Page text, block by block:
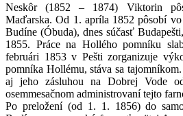
Neskôr (1852 – 1874) Viktorin
Maďarska. Od 1. apríla 1852 pôsobí
Budíne (Óbuda), dnes súčasť
1855. Práce na Hollého pomníku
februári 1853 v Pešti zorganizuje
pomníka Hollému, stáva sa
aj jeho zásluhou na Dobrej Vode
osemmesačnom administrovaní tejto
Po preložení (od 1. 1. 1856) do